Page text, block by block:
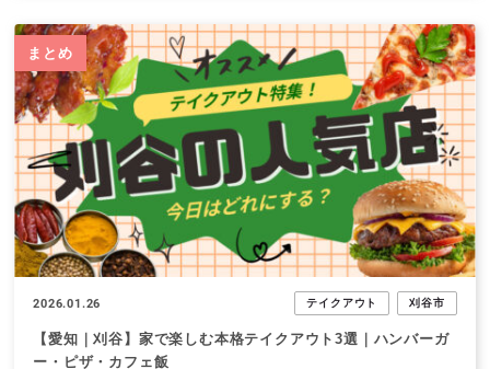
まとめ
2026.01.26 テイクアウト 刈谷市
【愛知｜刈谷】家で楽しむ本格テイクアウト3選｜ハンバーガ
ー・ピザ・カフェ飯